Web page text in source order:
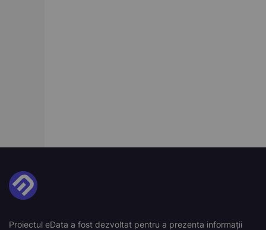
Proiectul eData a fost dezvoltat pentru a prezenta informații